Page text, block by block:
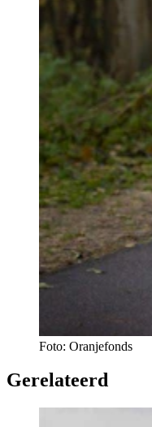
Foto: Oranjefonds
Gerelateerd